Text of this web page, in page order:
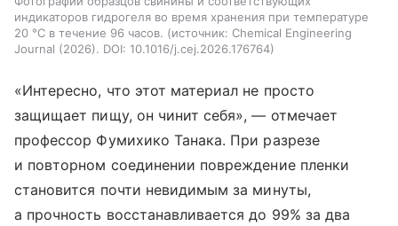
индикаторов гидрогеля во время хранения при температуре
20 °C в течение 96 часов.
источник: Chemical Engineering
Journal (2026). DOI: 10.1016/j.cej.2026.176764
«Интересно, что этот материал не просто
защищает пищу, он чинит себя», — отмечает
профессор Фумихико Танака. При разрезе
и повторном соединении повреждение пленки
становится почти невидимым за минуты,
а прочность восстанавливается до 99% за два